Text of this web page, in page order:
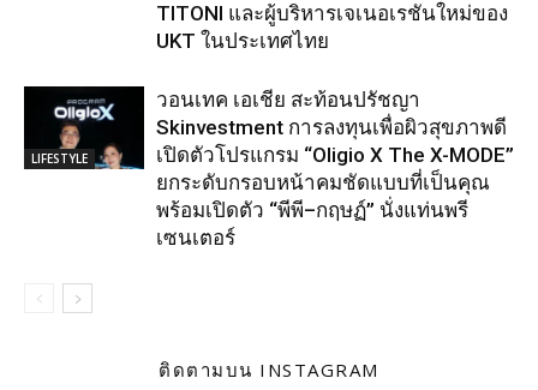
TITONI และผู้บริหารเจเนอเรชันใหม่ของ
UKT ในประเทศไทย
LIFESTYLE
วอนเทค เอเชีย สะท้อนปรัชญา
Skinvestment การลงทุนเพื่อผิวสุขภาพดี
เปิดตัวโปรแกรม “Oligio X The X-MODE”
ยกระดับกรอบหน้าคมชัดแบบที่เป็นคุณ
พร้อมเปิดตัว “พีพี–กฤษฏ์” นั่งแท่นพรี
เซนเตอร์
ติดตามบน INSTAGRAM